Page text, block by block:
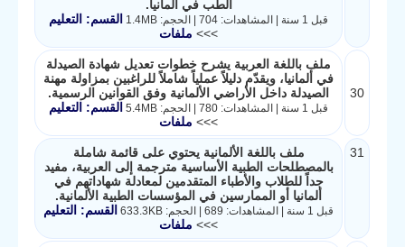
الطب في ألمانيا.
قبل 1 سنة | المشاهدات: 704 | الحجم: 1.4MB
القسم: التعليم
>>> ملفات
30
ملف باللغة العربية يشرح خطوات تعديل شهادة الصيدلة
في ألمانيا، ويقدّم دليلاً عملياً شاملاً للراغبين بمزاولة مهنة
الصيدلة داخل الأراضي الألمانية وفق القوانين الرسمية.
قبل 1 سنة | المشاهدات: 780 | الحجم: 5.4MB
القسم: التعليم
>>> ملفات
31
ملف باللغة الألمانية يحتوي على قائمة شاملة
بالمصطلحات الطبية الأساسية مترجمة إلى العربية، مفيد
جداً للطلاب والأطباء المتقدمين لمعادلة شهاداتهم في
ألمانيا أو الممارسين في المؤسسات الطبية الألمانية.
قبل 1 سنة | المشاهدات: 689 | الحجم: 633.3KB
القسم: التعليم
>>> ملفات